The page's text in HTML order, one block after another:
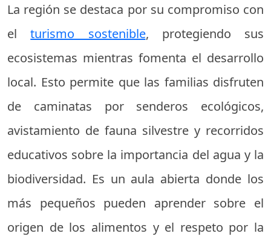
La región se destaca por su compromiso con
elturismo sostenible, protegiendo sus
ecosistemas mientras fomenta el desarrollo
local. Esto permite que las familias disfruten
de caminatas por senderos ecológicos,
avistamiento de fauna silvestre y recorridos
educativos sobre la importancia del agua y la
biodiversidad. Es un aula abierta donde los
más pequeños pueden aprender sobre el
origen de los alimentos y el respeto por la